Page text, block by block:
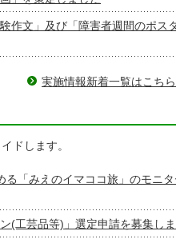
作文」及び「障害者週間のポスタ
実施情報新着一覧はこちら
ドします。
る「みえのイマココ旅」のモニタ
(工芸品等)」選定申請を募集しま